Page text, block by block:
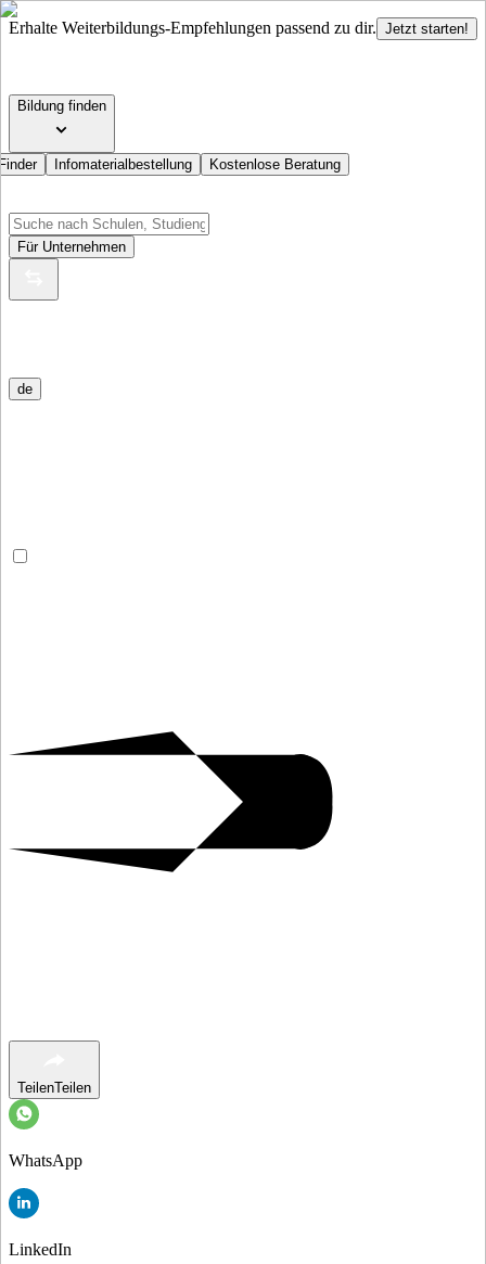
Erhalte Weiterbildungs-Empfehlungen passend zu dir. Jetzt starten!
Bildung finden
Infomaterialbestellung Kostenlose Beratung
Für Unternehmen
de
TeilenTeilen
WhatsApp
LinkedIn